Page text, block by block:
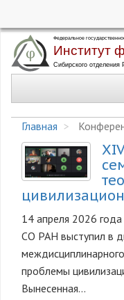
Перейти
основному
Главная
Изображение
14 апреля 2026
СО РАН выступил в
проблемы
Вынесенная...